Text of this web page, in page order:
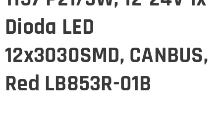
Dioda LED
12x3030SMD, CANBUS,
Red LB853R-01B